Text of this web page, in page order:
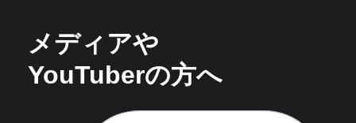
メディアや
YouTuberの方へ